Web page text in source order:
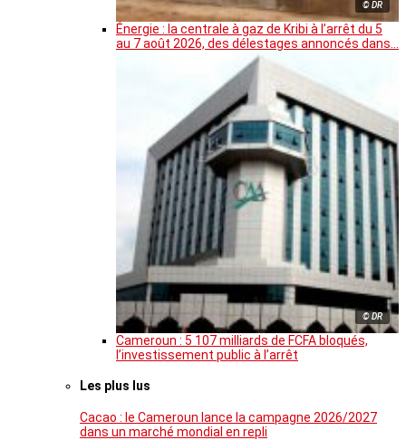
© DR
Énergie : la centrale à gaz de Kribi à l’arrêt du 5
au 7 août 2026, des délestages annoncés dans…
© DR
Cameroun : 5 107 milliards de FCFA bloqués,
l’investissement public à l’arrêt
Les plus lus
Cacao : le Cameroun lance la campagne 2026/2027
dans un marché mondial en repli